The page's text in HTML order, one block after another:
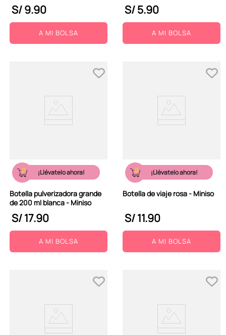
S/9.90
A MI BOLSA
S/5.90
A MI BOLSA
¡Llévatelo ahora!
Botella pulverizadora grande
de 200 ml blanca - Miniso
S/17.90
A MI BOLSA
¡Llévatelo ahora!
Botella de viaje rosa - Miniso
S/11.90
A MI BOLSA